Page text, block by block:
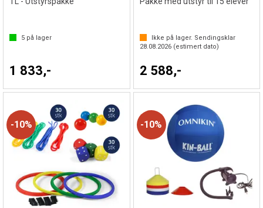
5 på lager
1 833,-
Ikke på lager. Sendingsklar
28.08.2026(estimert dato)
2 588,-
10% 10%